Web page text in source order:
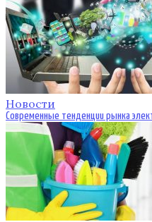
Новости
Современные тенденции рынка